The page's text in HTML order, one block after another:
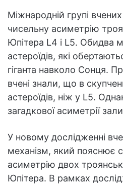
Міжнародній групі
чисельну асиметрію
Юпітера L4 і L5. Обидва
астероїдів, які
гіганта навколо Сонця.
вчені знали, що в
астероїдів, ніж у L5.
загадкової асиметрії
У новому дослідженні
механізм, який пояснює
асиметрію двох
Юпітера. В рамках